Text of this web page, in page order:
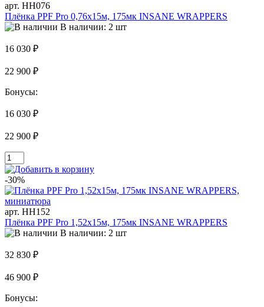
арт. HH076
Плёнка PPF Pro 0,76x15м, 175мк INSANE WRAPPERS
В наличии: 2 шт
16 030 ₽
22 900 ₽
Бонусы:
16 030 ₽
22 900 ₽
-30%
арт. HH152
Плёнка PPF Pro 1,52x15м, 175мк INSANE WRAPPERS
В наличии: 2 шт
32 830 ₽
46 900 ₽
Бонусы: